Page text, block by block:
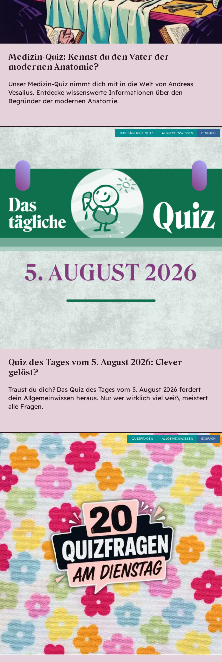
Medizin-Quiz: Kennst du den Vater der
modernen Anatomie?
Unser Medizin-Quiz nimmt dich mit in die Welt von Andreas
Vesalius. Entdecke wissenswerte Informationen über den
Begründer der modernen Anatomie.
Quiz des Tages vom 5. August 2026: Clever
gelöst?
Traust du dich? Das Quiz des Tages vom 5. August 2026 fordert
dein Allgemeinwissen heraus. Nur wer wirklich viel weiß, meistert
alle Fragen.
EINFACH
ALLGEMEINWISSEN
DAS TÄGLICHE QUIZ
EINFACH
ALLGEMEINWISSEN
QUIZFRAGEN